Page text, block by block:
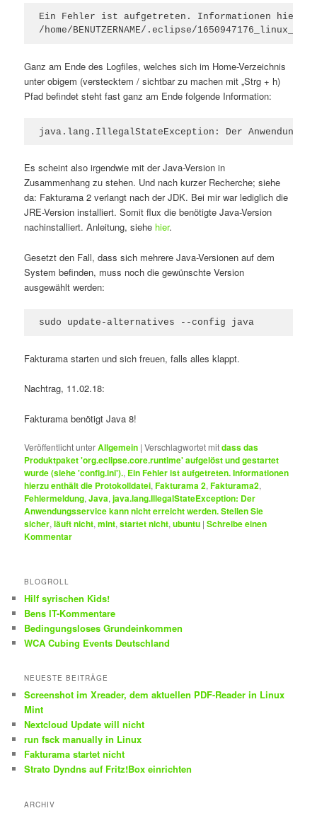
Ein Fehler ist aufgetreten. Informationen
/home/BENUTZERNAME/.eclipse/
Ganz am Ende des Logfiles, welches sich im Home-Verzeichnis
unter obigem (verstecktem / sichtbar zu machen mit „Strg + h)
Pfad befindet steht fast ganz am Ende folgende Information:
java.lang.IllegalStateException: Der
Es scheint also irgendwie mit der Java-Version in
Zusammenhang zu stehen. Und nach kurzer Recherche; siehe
da: Fakturama 2 verlangt nach der JDK. Bei mir war lediglich die
JRE-Version installiert. Somit flux die benötigte Java-Version
nachinstalliert. Anleitung, siehe hier.
Gesetzt den Fall, dass sich mehrere Java-Versionen auf dem
System befinden, muss noch die gewünschte Version
ausgewählt werden:
sudo update-alternatives --config java
Fakturama starten und sich freuen, falls alles klappt.
Nachtrag, 11.02.18:
Fakturama benötigt Java 8!
Veröffentlicht unterAllgemein |Verschlagwortet mitdass das
Produktpaket 'org.eclipse.core.runtime' aufgelöst und gestartet
wurde (siehe 'config.ini')., Ein Fehler ist aufgetreten. Informationen
hierzu enthält die Protokolldatei,Fakturama 2,Fakturama2,
Fehlermeldung,Java,java.lang.IllegalStateException: Der
Anwendungsservice kann nicht erreicht werden. Stellen Sie
sicher,läuft nicht,mint,startet nicht,ubuntu |Schreibe einen
Kommentar
BLOGROLL
Hilf syrischen Kids!
Bens IT-Kommentare
Bedingungsloses Grundeinkommen
WCA Cubing Events Deutschland
NEUESTE BEITRÄGE
Screenshot im Xreader, dem aktuellen PDF-Reader in Linux
Mint
Nextcloud Update will nicht
run fsck manually in Linux
Fakturama startet nicht
Strato Dyndns auf Fritz!Box einrichten
ARCHIV